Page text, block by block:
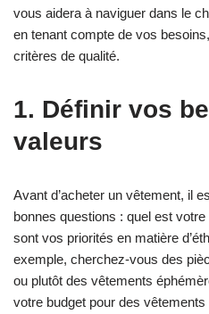
vous aidera à naviguer dans le
en tenant compte de vos
critères de qualité.
1. Définir vos
valeurs
Avant d’acheter un vêtement, il
bonnes questions : quel est
sont vos priorités en matière
exemple, cherchez-vous des
ou plutôt des vêtements
votre budget pour des